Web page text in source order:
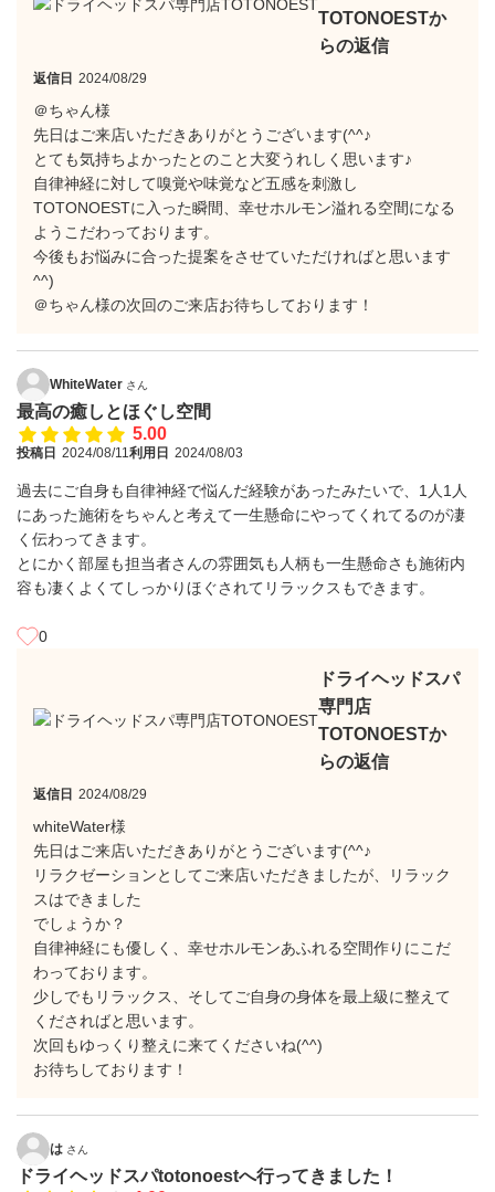
TOTONOESTか
らの返信
返信日 2024/08/29
＠ちゃん様
先日はご来店いただきありがとうございます(^^♪
とても気持ちよかったとのこと大変うれしく思います♪
自律神経に対して嗅覚や味覚など五感を刺激し
TOTONOESTに入った瞬間、幸せホルモン溢れる空間になる
ようこだわっております。
今後もお悩みに合った提案をさせていただければと思います
^^)
＠ちゃん様の次回のご来店お待ちしております！
WhiteWater さん
最高の癒しとほぐし空間
5.00
投稿日 2024/08/11利用日 2024/08/03
過去にご自身も自律神経で悩んだ経験があったみたいで、1人1人
にあった施術をちゃんと考えて一生懸命にやってくれてるのが凄
く伝わってきます。
とにかく部屋も担当者さんの雰囲気も人柄も一生懸命さも施術内
容も凄くよくてしっかりほぐされてリラックスもできます。
0
ドライヘッドスパ
専門店
TOTONOESTか
らの返信
返信日 2024/08/29
whiteWater様
先日はご来店いただきありがとうございます(^^♪
リラクゼーションとしてご来店いただきましたが、リラック
スはできました
でしょうか？
自律神経にも優しく、幸せホルモンあふれる空間作りにこだ
わっております。
少しでもリラックス、そしてご自身の身体を最上級に整えて
くださればと思います。
次回もゆっくり整えに来てくださいね(^^)
お待ちしております！
は さん
ドライヘッドスパtotonoestへ行ってきました！